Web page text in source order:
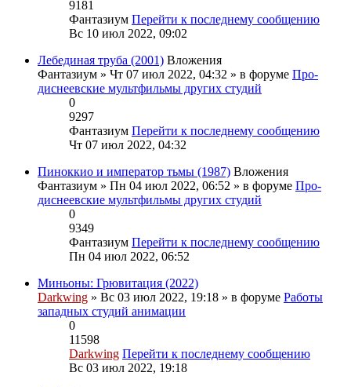
9181
Фантазиум Перейти к последнему сообщению
Вс 10 июл 2022, 09:02
Лебединая труба (2001) Вложения
Фантазиум » Чт 07 июл 2022, 04:32 » в форуме Про-
диснеевские мультфильмы других студий
0
9297
Фантазиум Перейти к последнему сообщению
Чт 07 июл 2022, 04:32
Пиноккио и император тьмы (1987) Вложения
Фантазиум » Пн 04 июл 2022, 06:52 » в форуме Про-
диснеевские мультфильмы других студий
0
9349
Фантазиум Перейти к последнему сообщению
Пн 04 июл 2022, 06:52
Миньоны: Грювитация (2022)
Darkwing » Вс 03 июл 2022, 19:18 » в форуме Работы
западных студий анимации
0
11598
Darkwing Перейти к последнему сообщению
Вс 03 июл 2022, 19:18